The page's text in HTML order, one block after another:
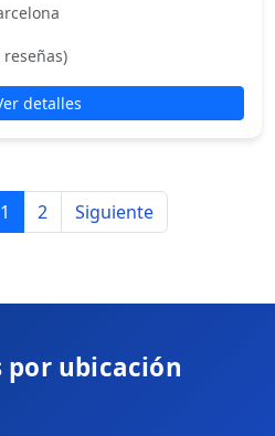
reseñas)
detalles
1 2 Siguiente
por ubicación